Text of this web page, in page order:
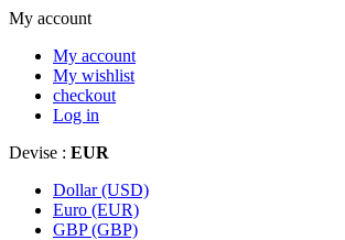
My account
My account
My wishlist
checkout
Log in
Devise : EUR
Dollar (USD)
Euro (EUR)
GBP (GBP)